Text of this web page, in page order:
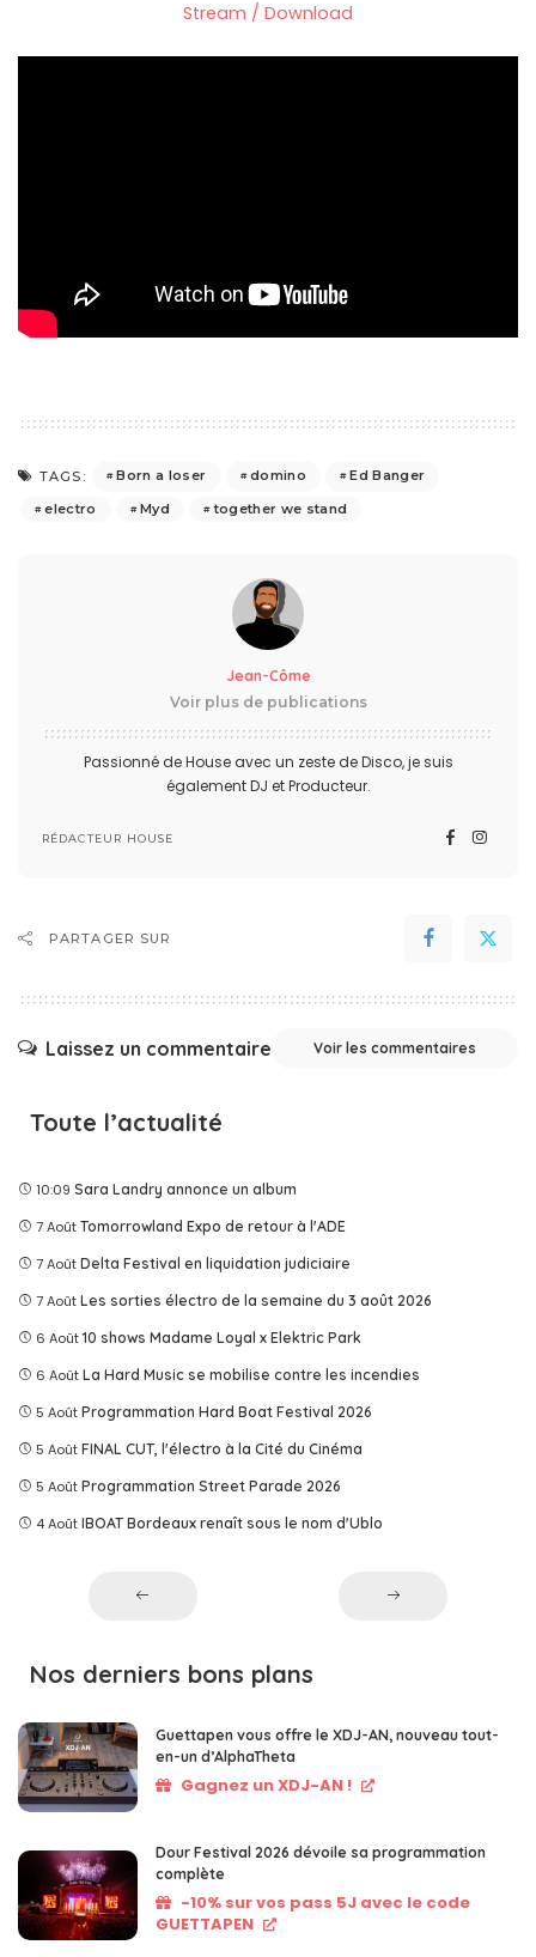
Stream / Download
TAGS: Born a loser domino
Ed Banger
electro
Myd together we stand
Jean-Côme
Voir plus de publications
Passionné de House avec un zeste de Disco, je suis
également DJ et Producteur.
RÉDACTEUR HOUSE
PARTAGER SUR
Laissez un commentaire Voir les commentaires
Toute l’actualité
10:09 Sara Landry annonce un album
7 Août Tomorrowland Expo de retour à l'ADE
7 Août Delta Festival en liquidation judiciaire
7 Août Les sorties électro de la semaine du 3 août 2026
6 Août 10 shows Madame Loyal x Elektric Park
6 Août La Hard Music se mobilise contre les incendies
5 Août Programmation Hard Boat Festival 2026
5 Août FINAL CUT, l'électro à la Cité du Cinéma
5 Août Programmation Street Parade 2026
4 Août IBOAT Bordeaux renaît sous le nom d'Ublo
Nos derniers bons plans
Guettapen vous offre le XDJ-AN, nouveau tout-
en-un d’AlphaTheta
Gagnez un XDJ-AN !
Dour Festival 2026 dévoile sa programmation
complète
-10% sur vos pass 5J avec le code
GUETTAPEN